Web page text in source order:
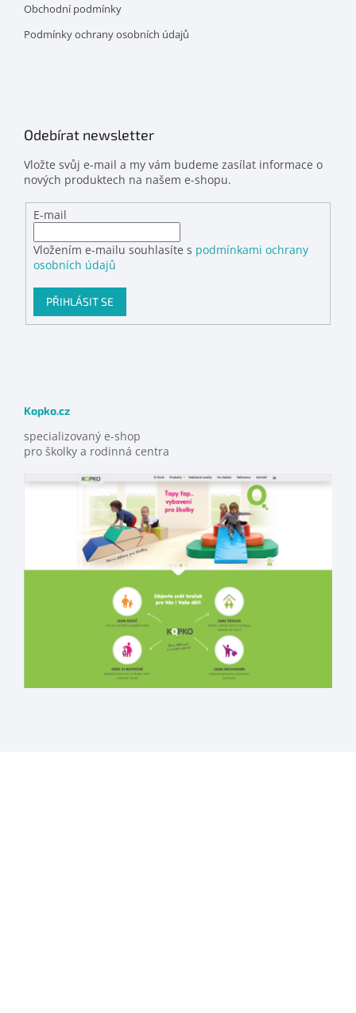
Obchodní podmínky
Podmínky ochrany osobních údajů
Odebírat newsletter
Vložte svůj e-mail a my vám budeme zasílat informace o
nových produktech na našem e-shopu.
E-mail
Vložením e-mailu souhlasíte s podmínkami ochrany
osobních údajů
PŘIHLÁSIT SE
Kopko.cz
specializovaný e-shop
pro školky a rodinná centra